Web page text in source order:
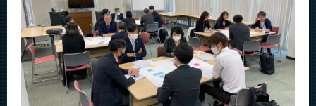
News 一覧
カテゴリ別
課程別
月別